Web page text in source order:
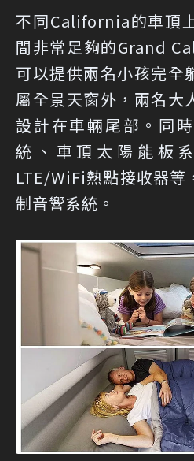
不同California的車頂
間非常足夠的Grand
可以提供兩名小孩完全
屬全景天窗外，兩名大
設計在車輛尾部。同
統、車頂太陽能板
LTE/WiFi熱點接收器等
制音響系統。